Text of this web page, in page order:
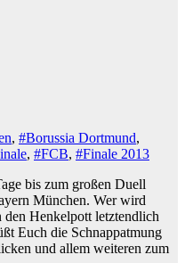
, #Borussia Dortmund,
, #FCB, #Finale 2013
bis zum großen Duell
München. Wer wird
den Henkelpott letztendlich
Euch die Schnappatmung
und allem weiteren zum